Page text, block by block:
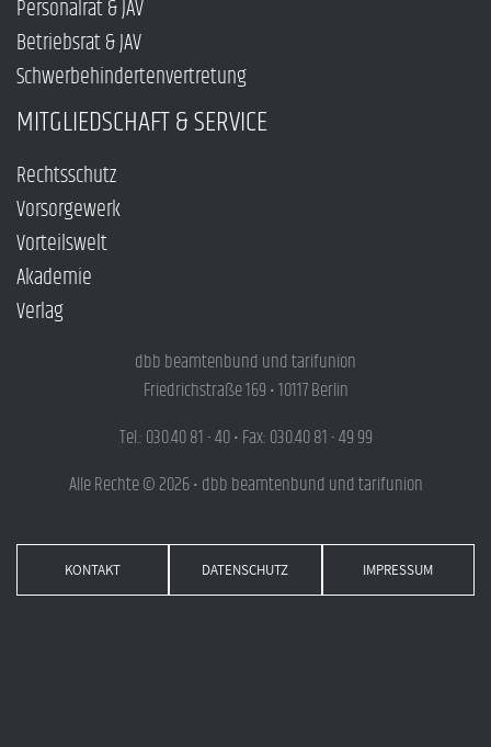
Personalrat & JAV
Betriebsrat & JAV
Schwerbehindertenvertretung
MITGLIEDSCHAFT & SERVICE
Rechtsschutz
Vorsorgewerk
Vorteilswelt
Akademie
Verlag
dbb beamtenbund und tarifunion
Friedrichstraße 169 • 10117 Berlin
Tel.: 030.40 81 - 40 • Fax: 030.40 81 - 49 99
Alle Rechte © 2026 • dbb beamtenbund und tarifunion
KONTAKT DATENSCHUTZ IMPRESSUM